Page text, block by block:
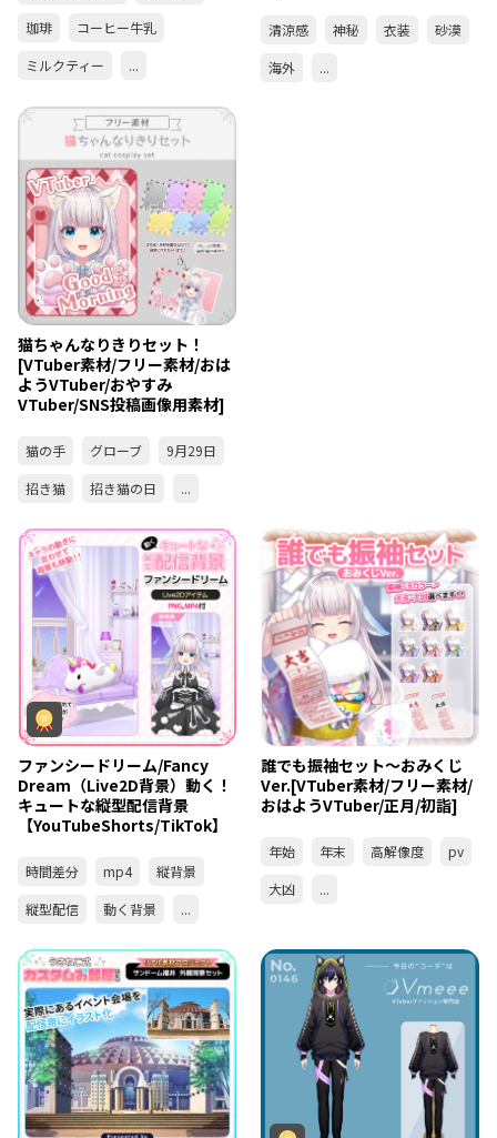
珈琲
コーヒー牛乳
ミルクティー
...
清涼感 神秘 衣装
砂漠
海外
...
猫ちゃんなりきりセット！
[VTuber素材/フリー素材/おは
ようVTuber/おやすみ
VTuber/SNS投稿画像用素材]
猫の手 グローブ
9月29日
招き猫
招き猫の日 ...
ファンシードリーム/Fancy
Dream（Live2D背景）動く！
キュートな縦型配信背景
【YouTubeShorts/TikTok】
時間差分 mp4
縦背景
縦型配信
動く背景 ...
誰でも振袖セット～おみくじ
Ver.[VTuber素材/フリー素材/
おはようVTuber/正月/初詣]
年始 年末 高解像度
pv
大凶
...